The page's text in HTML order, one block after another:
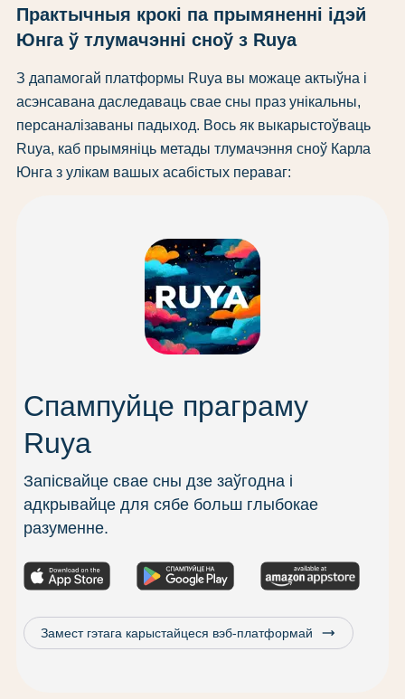
Практычныя крокі па прымяненні ідэй
Юнга ў тлумачэнні сноў з Ruya
З дапамогай платформы Ruya вы можаце актыўна і
асэнсавана даследаваць свае сны праз унікальны,
персаналізаваны падыход. Вось як выкарыстоўваць
Ruya, каб прымяніць метады тлумачэння сноў Карла
Юнга з улікам вашых асабістых пераваг:
Спампуйце праграму
Ruya
Запісвайце свае сны дзе заўгодна і
адкрывайце для сябе больш глыбокае
разуменне.
Замест гэтага карыстайцеся вэб-платформай trending_flat